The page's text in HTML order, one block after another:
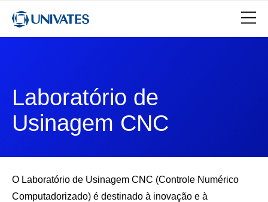
Laboratório de
Usinagem CNC
O Laboratório de Usinagem CNC (Controle Numérico
Computadorizado) é destinado à inovação e à